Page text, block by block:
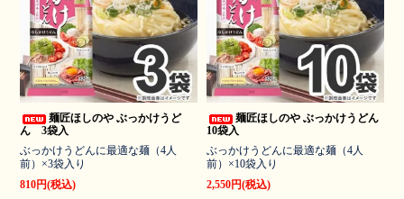
麺匠ほしのや ぶっかけうど
ん 3袋入
ぶっかけうどんに最適な麺（4人
前）×3袋入り
810円(税込)
麺匠ほしのや ぶっかけうどん
10袋入
ぶっかけうどんに最適な麺（4人
前）×10袋入り
2,550円(税込)